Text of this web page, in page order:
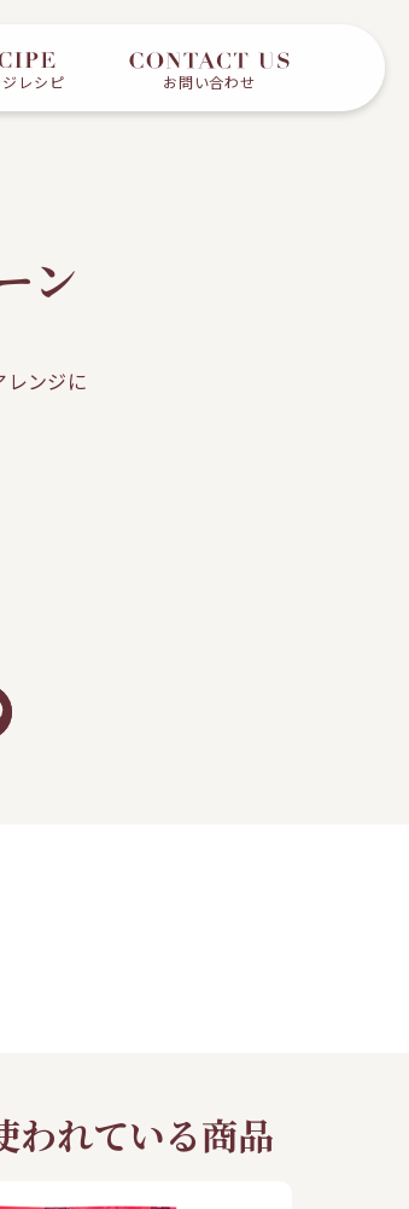
レシピ お問い合わせ
ン
レンジに
われている商品